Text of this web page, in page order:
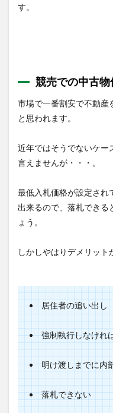
す。
競売での中古
市場で一番割安で不動産
と思われます。
近年ではそうでないケー
言えませんが・・・。
最低入札価格が設定され
出来るので、落札できる
ょう。
しかしやはりデメリット
居住者の追い出し
強制執行しなけれ
明け渡しまでに内
落札できない